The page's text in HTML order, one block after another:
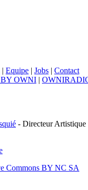
Equipe Jobs
Contact
OWNI
- Directeur Artistique
Commons BY NC SA